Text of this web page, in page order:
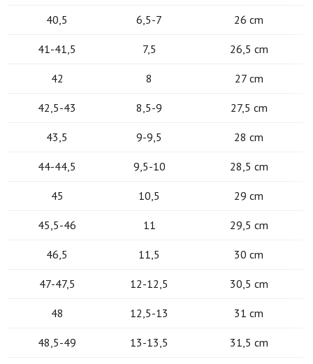
40,5 6,5-7 26 cm
41-41,5 7,5 26,5 cm
42 8 27 cm
42,5-43 8,5-9 27,5 cm
43,5 9-9,5 28 cm
44-44,5 9,5-10 28,5 cm
45 10,5 29 cm
45,5-46 11 29,5 cm
46,5 11,5 30 cm
47-47,5 12-12,5 30,5 cm
48 12,5-13 31 cm
48,5-49 13-13,5 31,5 cm